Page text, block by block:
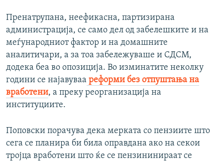
Пренатрупана, неефикасна, партизирана
администрација, се само дел од забелешките и на
меѓународниот фактор и на домашните
аналитичари, а за тоа забележуваше и СДСМ,
додека беа во опозиција. Во изминатите неколку
години се најавуваа реформи без отпуштања на
вработени, а преку реорганизација на
институциите.
Поповски порачува дека мерката со пензиите што
сега се планира би била оправдана ако на секои
тројца вработени што ќе се пензининираат се